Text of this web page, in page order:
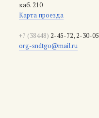
каб. 210
Карта проезда
+7 (38448) 2-45-72, 2-30-05
org-sndtgo@mail.ru